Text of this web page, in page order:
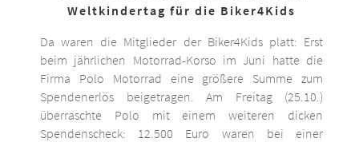
Weltkindertag für die Biker4Kids
Da waren die Mitglieder der Biker4Kids platt: Erst
beim jährlichen Motorrad-Korso im Juni hatte die
Firma Polo Motorrad eine größere Summe zum
Spendenerlös beigetragen. Am Freitag (25.10.)
überraschte Polo mit einem weiteren dicken
Spendenscheck: 12.500 Euro waren bei einer